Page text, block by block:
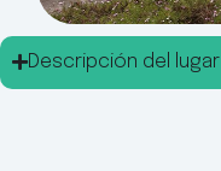
Descripción del lugar